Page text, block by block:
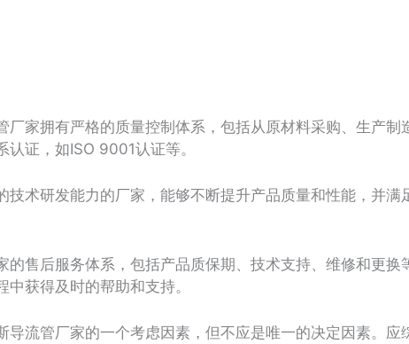
拥有严格的质量控制体系，包括从原材料采购、生产制
证，如ISO 9001认证等。
术研发能力的厂家，能够不断提升产品质量和性能，并满
后服务体系，包括产品质保期、技术支持、维修和更换
获得及时的帮助和支持。
流管厂家的一个考虑因素，但不应是唯一的决定因素。应